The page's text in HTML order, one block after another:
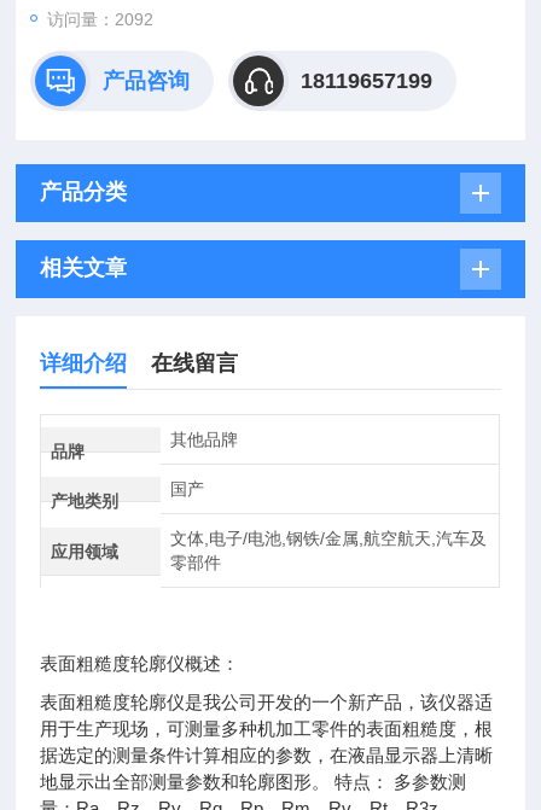
访问量：2092
产品咨询 18119657199
产品分类
相关文章
详细介绍 在线留言
品牌
其他品牌
产地类别
国产
应用领域
文体,电子/电池,钢铁/金属,航空航天,汽车及
零部件
表面粗糙度轮廓仪概述：
表面粗糙度轮廓仪是我公司开发的一个新产品，该仪器适
用于生产现场，可测量多种机加工零件的表面粗糙度，根
据选定的测量条件计算相应的参数，在液晶显示器上清晰
地显示出全部测量参数和轮廓图形。 特点： 多参数测